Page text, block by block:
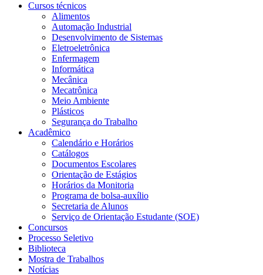
Cursos técnicos
Alimentos
Automação Industrial
Desenvolvimento de Sistemas
Eletroeletrônica
Enfermagem
Informática
Mecânica
Mecatrônica
Meio Ambiente
Plásticos
Segurança do Trabalho
Acadêmico
Calendário e Horários
Catálogos
Documentos Escolares
Orientação de Estágios
Horários da Monitoria
Programa de bolsa-auxílio
Secretaria de Alunos
Serviço de Orientação Estudante (SOE)
Concursos
Processo Seletivo
Biblioteca
Mostra de Trabalhos
Notícias